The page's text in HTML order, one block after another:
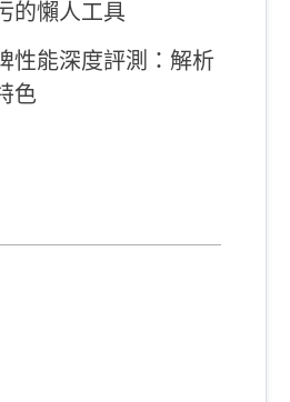
的懶人工具
性能深度評測：解析
色